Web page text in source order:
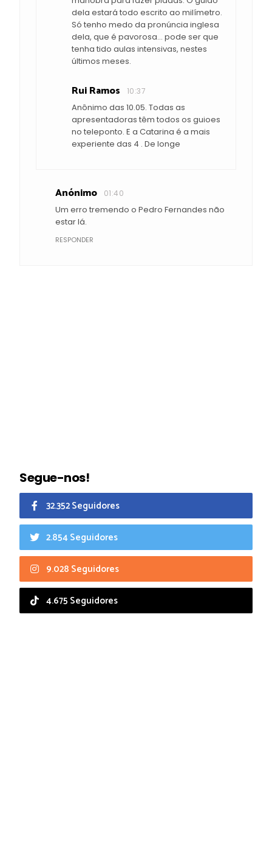
dela estará todo escrito ao milímetro.
Só tenho medo da pronúncia inglesa
dela, que é pavorosa... pode ser que
tenha tido aulas intensivas, nestes
últimos meses.
Rui Ramos 10:37
Anônimo das 10.05. Todas as
apresentadoras têm todos os guioes
no teleponto. E a Catarina é a mais
experiente das 4 . De longe
Anónimo 01:40
Um erro tremendo o Pedro Fernandes não
estar lá.
RESPONDER
Segue-nos!
32.352 Seguidores
2.854 Seguidores
9.028 Seguidores
4.675 Seguidores